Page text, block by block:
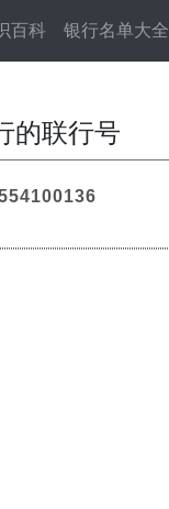
百科 银行名单大全
的联行号